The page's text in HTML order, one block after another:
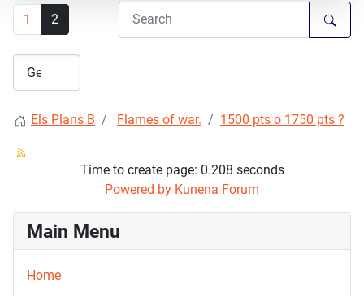
1 2
Els Plans B Flames of war. 1500 pts o 1750 pts ?
Time to create page: 0.208 seconds
Powered by Kunena Forum
Main Menu
Home